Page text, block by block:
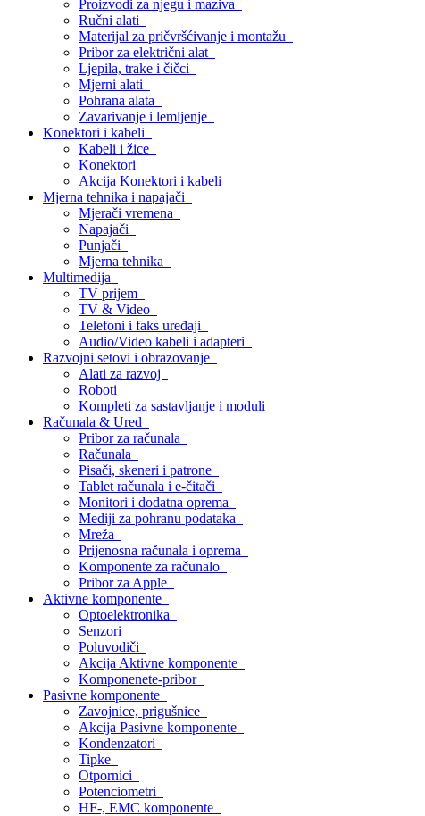
Proizvodi za njegu i maziva
Ručni alati
Materijal za pričvršćivanje i montažu
Pribor za električni alat
Ljepila, trake i čičci
Mjerni alati
Pohrana alata
Zavarivanje i lemljenje
Konektori i kabeli
Kabeli i žice
Konektori
Akcija Konektori i kabeli
Mjerna tehnika i napajači
Mjerači vremena
Napajači
Punjači
Mjerna tehnika
Multimedija
TV prijem
TV & Video
Telefoni i faks uređaji
Audio/Video kabeli i adapteri
Razvojni setovi i obrazovanje
Alati za razvoj
Roboti
Kompleti za sastavljanje i moduli
Računala & Ured
Pribor za računala
Računala
Pisači, skeneri i patrone
Tablet računala i e-čitači
Monitori i dodatna oprema
Mediji za pohranu podataka
Mreža
Prijenosna računala i oprema
Komponente za računalo
Pribor za Apple
Aktivne komponente
Optoelektronika
Senzori
Poluvodiči
Akcija Aktivne komponente
Komponenete-pribor
Pasivne komponente
Zavojnice, prigušnice
Akcija Pasivne komponente
Kondenzatori
Tipke
Otpornici
Potenciometri
HF-, EMC komponente